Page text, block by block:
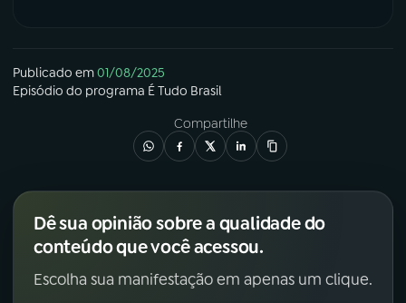
Publicado em01/08/2025
Episódio do programa É Tudo Brasil
Compartilhe
Dê sua opinião sobre a qualidade do
conteúdo que você acessou.
Escolha sua manifestação em apenas um clique.